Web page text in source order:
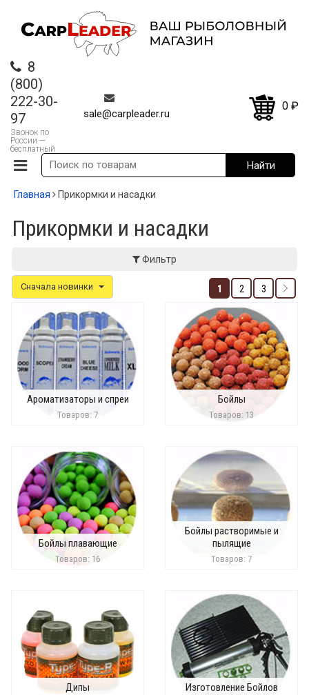
8
(800)
222-30-
97
Звонок по
России —
бесплатный
sale@carpleader.ru
0 ₽
Главная Прикормки и насадки
Прикормки и насадки
Фильтр
Сначала новинки 1 2 3
Ароматизаторы и спреи
Товаров: 7
Бойлы
Товаров: 13
Бойлы плавающие
Товаров: 16
Бойлы растворимые и
пылящие
Товаров: 7
Дипы Изготовление Бойлов